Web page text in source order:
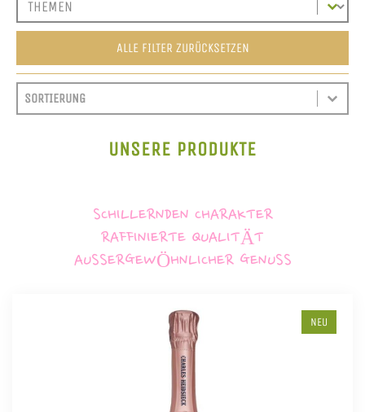
ALLE FILTER ZURÜCKSETZEN
SORTIEREN
SORT CONTENT
SORT CONTENT
UNSERE PRODUKTE
SCHILLERNDEN CHARAKTER
RAFFINIERTE QUALITÄT
AUSSERGEWÖHNLICHER GENUSS
NEU